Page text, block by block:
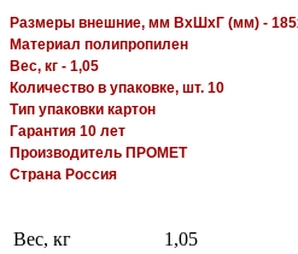
Размеры внешние, мм ВхШхГ (мм) -
Материал полипропилен
Вес, кг - 1,05
Количество в упаковке, шт. 10
Тип упаковки картон
Гарантия 10 лет
Производитель ПРОМЕТ
Страна Россия
Вес, кг
1,05